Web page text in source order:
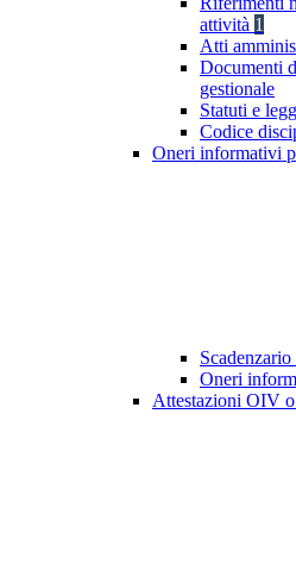
attività 1
Atti
Documenti
gestionale
Statuti e
Codice
Oneri informativi
Oneri
Attestazioni OIV o